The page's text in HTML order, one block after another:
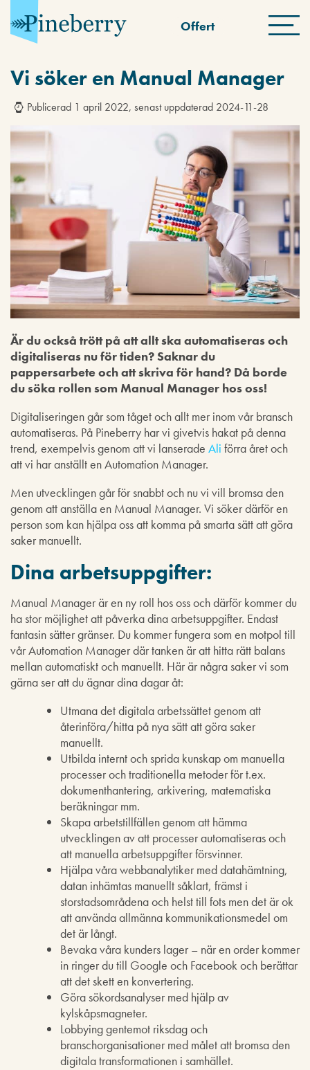
Offert
Vi söker en Manual Manager
Publicerad 1 april 2022, senast uppdaterad 2024-11-28
Är du också trött på att allt ska automatiseras och
digitaliseras nu för tiden? Saknar du
pappersarbete och att skriva för hand? Då borde
du söka rollen som Manual Manager hos oss!
Digitaliseringen går som tåget och allt mer inom vår bransch
automatiseras. På Pineberry har vi givetvis hakat på denna
trend, exempelvis genom att vi lanserade Ali förra året och
att vi har anställt en Automation Manager.
Men utvecklingen går för snabbt och nu vi vill bromsa den
genom att anställa en Manual Manager. Vi söker därför en
person som kan hjälpa oss att komma på smarta sätt att göra
saker manuellt.
Dina arbetsuppgifter:
Manual Manager är en ny roll hos oss och därför kommer du
ha stor möjlighet att påverka dina arbetsuppgifter. Endast
fantasin sätter gränser. Du kommer fungera som en motpol till
vår Automation Manager där tanken är att hitta rätt balans
mellan automatiskt och manuellt. Här är några saker vi som
gärna ser att du ägnar dina dagar åt:
Utmana det digitala arbetssättet genom att
återinföra/hitta på nya sätt att göra saker
manuellt.
Utbilda internt och sprida kunskap om manuella
processer och traditionella metoder för t.ex.
dokumenthantering, arkivering, matematiska
beräkningar mm.
Skapa arbetstillfällen genom att hämma
utvecklingen av att processer automatiseras och
att manuella arbetsuppgifter försvinner.
Hjälpa våra webbanalytiker med datahämtning,
datan inhämtas manuellt såklart, främst i
storstadsområdena och helst till fots men det är ok
att använda allmänna kommunikationsmedel om
det är långt.
Bevaka våra kunders lager – när en order kommer
in ringer du till Google och Facebook och berättar
att det skett en konvertering.
Göra sökordsanalyser med hjälp av
kylskåpsmagneter.
Lobbying gentemot riksdag och
branschorganisationer med målet att bromsa den
digitala transformationen i samhället.